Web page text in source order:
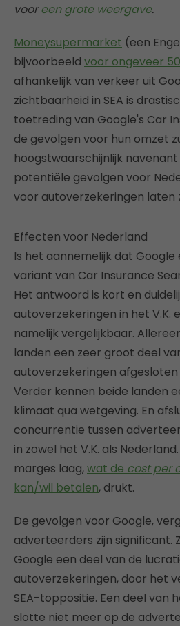
vooreen grote weergave.
Moneysupermarket (een
bijvoorbeeld voor ongeveer
afhankelijk van verkeer uit
zichtbaarheid in SEA is
toetreding van Google's Car
de gevolgen voor hun omzet
hoogstwaarschijnlijk
potentiële gevolgen voor
voor autoverzekeringen laten
Effecten voor Nederland
Is het aannemelijk dat Google
variant van Car Insurance
Het antwoord is kort en
autoverzekeringen in het V.K.
namelijk vergelijkbaar.
landen een zeer groot deel
autoverzekeringen afgesloten
Verder kennen beide landen
klimaat qua wetgeving. En
concurrentie tussen
in zowel het V.K. als
marges laag,wat de cost per
kan/wil betalen, drukt.
De gevolgen voor Google,
adverteerders zijn significant.
Google een deel van de
autoverzekeringen, door het
SEA-toppositie. Een deel van
slotte niet meer op de